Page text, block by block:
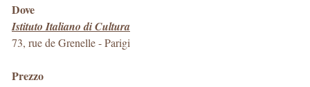
Dove
Istituto Italiano di Cultura
73, rue de Grenelle-Parigi
Prezzo